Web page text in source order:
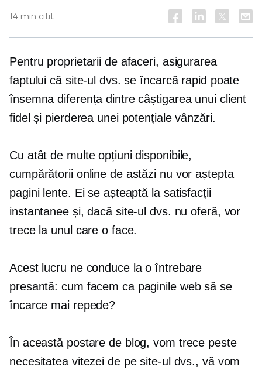
14 min citit
Pentru proprietarii de afaceri, asigurarea
faptului că site-ul dvs. se încarcă rapid poate
însemna diferența dintre câștigarea unui client
fidel și pierderea unei potențiale vânzări.
Cu atât de multe opțiuni disponibile,
cumpărătorii online de astăzi nu vor aștepta
pagini lente. Ei se așteaptă la satisfacții
instantanee și, dacă site-ul dvs. nu oferă, vor
trece la unul care o face.
Acest lucru ne conduce la o întrebare
presantă: cum facem ca paginile web să se
încarce mai repede?
În această postare de blog, vom trece peste
necesitatea vitezei de pe site-ul dvs., vă vom